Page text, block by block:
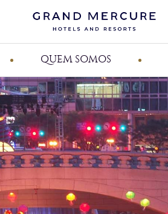
QUEM SOMOS